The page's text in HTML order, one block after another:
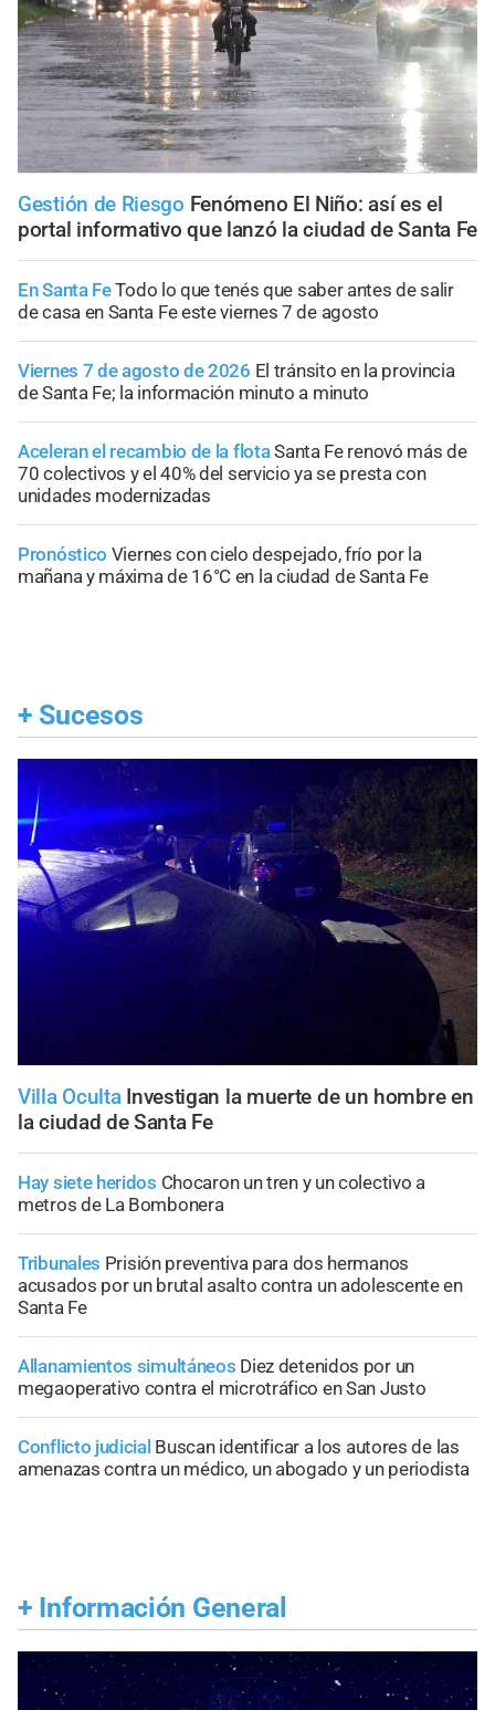
Gestión de Riesgo Fenómeno El Niño: así es el
portal informativo que lanzó la ciudad de Santa Fe
En Santa FeTodo lo que tenés que saber antes de salir
de casa en Santa Fe este viernes 7 de agosto
Viernes 7 de agosto de 2026 El tránsito en la provincia
de Santa Fe; la información minuto a minuto
Aceleran el recambio de la flotaSanta Fe renovó más de
70 colectivos y el 40% del servicio ya se presta con
unidades modernizadas
Pronóstico Viernes con cielo despejado, frío por la
mañana y máxima de 16°C en la ciudad de Santa Fe
+ Sucesos
Villa Oculta Investigan la muerte de un hombre en
la ciudad de Santa Fe
Hay siete heridos Chocaron un tren y un colectivo a
metros de La Bombonera
Tribunales Prisión preventiva para dos hermanos
acusados por un brutal asalto contra un adolescente en
Santa Fe
Allanamientos simultáneos Diez detenidos por un
megaoperativo contra el microtráfico en San Justo
Conflicto judicial Buscan identificar a los autores de las
amenazas contra un médico, un abogado y un periodista
+ Información General